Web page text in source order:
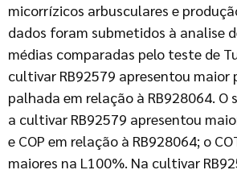
micorrízicos arbusculares e
dados foram submetidos à analise
médias comparadas pelo teste de
cultivar RB92579 apresentou maior
palhada em relação à RB928064. O
a cultivar RB92579 apresentou
e COP em relação à RB928064; o
maiores na L100%. Na cultivar